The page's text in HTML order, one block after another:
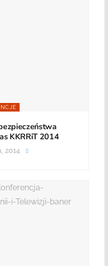
KKRRiT 2014
2014